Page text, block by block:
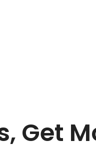
Get